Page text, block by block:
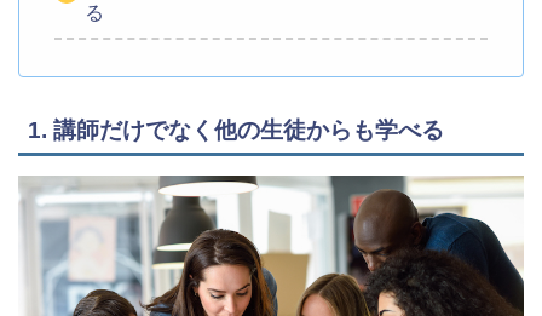
る
1. 講師だけでなく他の生徒からも学べる